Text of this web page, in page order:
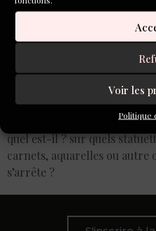
Voir les
Politique
Je vous propose d’imaginer
personnage réel ou fictif.
quel est-il ? sur quels
carnets, aquarelles ou
s’arrête ?